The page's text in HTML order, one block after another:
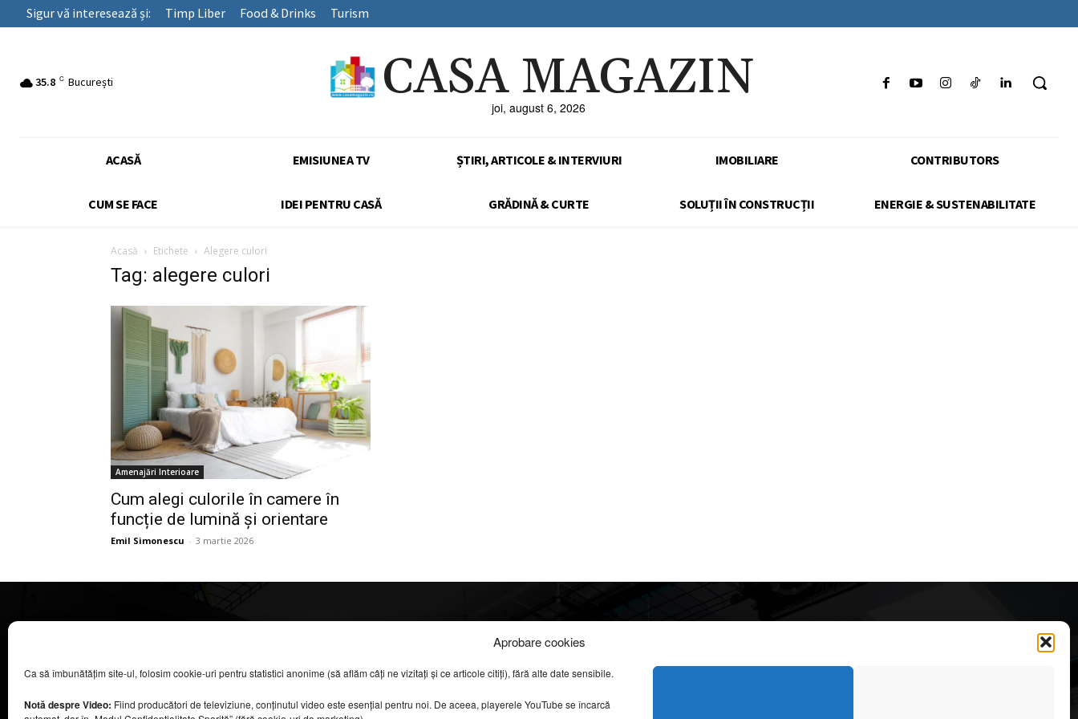
Aprobare cookies
Ca să îmbunătățim site-ul, folosim cookie-uri pentru statistici anonime (să aflăm câți ne vizitați și ce articole citiți), fără alte date sensibile.
Notă despre Video: Fiind producători de televiziune, conținutul video este esențial pentru noi. De aceea, playerele YouTube se încarcă
Sigur vă interesează și: Timp Liber Food & Drinks Turism
35.8 C București CASA MAGAZIN
joi, august 6, 2026
ACASĂ EMISIUNEA TV ȘTIRI, ARTICOLE & INTERVIURI IMOBILIARE CONTRIBUTORS
CUM SE FACE IDEI PENTRU CASĂ GRĂDINĂ & CURTE SOLUȚII ÎN CONSTRUCȚII ENERGIE & SUSTENABILITATE
Acasă Etichete Alegere culori
Tag: alegere culori
Amenajări Interioare
Cum alegi culorile în camere în
funcție de lumină și orientare
Emil Simonescu - 3 martie 2026
COOL MEDIA BROADCASTING & EVENTS SRL.
Toate drepturile rezervate.
Contacte în secțiunea „Despre noi”.
Info
DESPRE NOI
CONFIDENȚIALITATE & COOKIES
apreciate
Secretele construirii